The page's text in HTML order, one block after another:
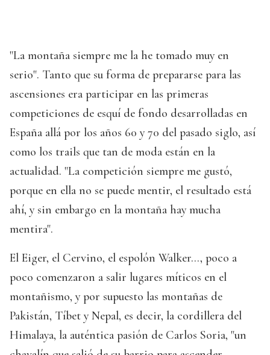
"La montaña siempre me la he tomado muy en
serio". Tanto que su forma de prepararse para las
ascensiones era participar en las primeras
competiciones de esquí de fondo desarrolladas en
España allá por los años 60 y 70 del pasado siglo, así
como los trails que tan de moda están en la
actualidad. "La competición siempre me gustó,
porque en ella no se puede mentir, el resultado está
ahí, y sin embargo en la montaña hay mucha
mentira".
El Eiger, el Cervino, el espolón Walker..., poco a
poco comenzaron a salir lugares míticos en el
montañismo, y por supuesto las montañas de
Pakistán, Tíbet y Nepal, es decir, la cordillera del
Himalaya, la auténtica pasión de Carlos Soria, "un